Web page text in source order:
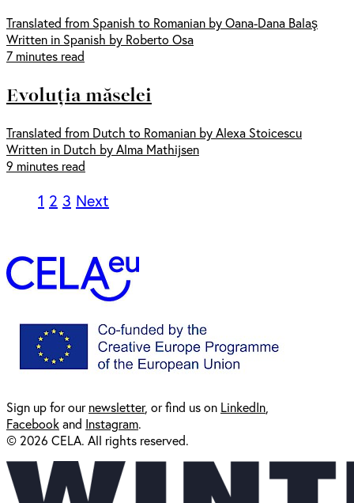
Translated from Spanish to Romanian by Oana-Dana Balaş
Written in Spanish by Roberto Osa
7 minutes read
Evoluția măselei
Translated from Dutch to Romanian by Alexa Stoicescu
Written in Dutch by Alma Mathijsen
9 minutes read
1 2 3 Next
Sign up for ournewsletter, or find us on LinkedIn
Facebookand Instagram.
© 2026 CELA. All rights reserved.